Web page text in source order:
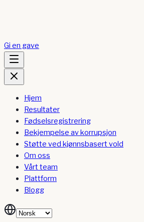
Gi en gave
Hjem
Resultater
Fødselsregistrering
Bekjempelse av korrupsjon
Støtte ved kjønnsbasert vold
Om oss
Vårt team
Plattform
Blogg